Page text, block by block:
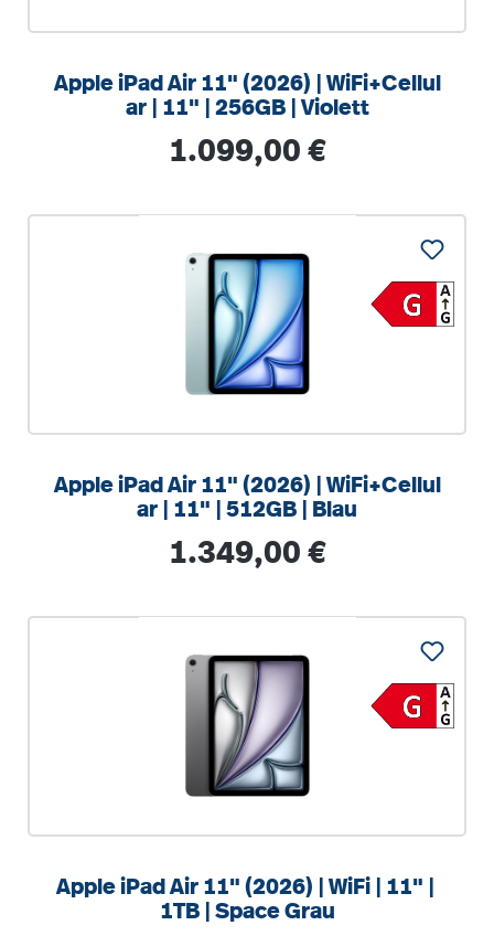
Apple iPad Air 11" (2026) | WiFi+Cellul
ar | 11" | 256GB | Violett
Regulärer Preis:
1.099,00 €
Apple iPad Air 11" (2026) | WiFi+Cellul
ar | 11" | 512GB | Blau
Regulärer Preis:
1.349,00 €
Apple iPad Air 11" (2026) | WiFi | 11" |
1TB | Space Grau